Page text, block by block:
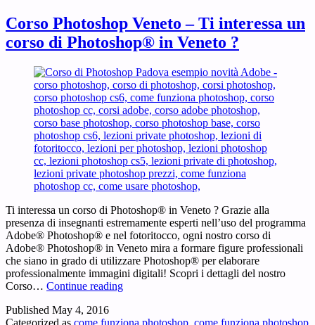
Corso Photoshop Veneto – Ti interessa un
corso di Photoshop® in Veneto ?
Ti interessa un corso di Photoshop® in Veneto ? Grazie alla
presenza di insegnanti estremamente esperti nell’uso del programma
Adobe® Photoshop® e nel fotoritocco, ogni nostro corso di
Adobe® Photoshop® in Veneto mira a formare figure professionali
che siano in grado di utilizzare Photoshop® per elaborare
professionalmente immagini digitali! Scopri i dettagli del nostro
Corso… Continue readingCorso
Published May 4, 2016
Categorized as come funziona photoshop, come funziona photoshop